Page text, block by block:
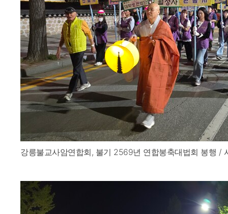
강릉불교사암연합회, 불기 2569년 연합봉축대법회 봉행 /